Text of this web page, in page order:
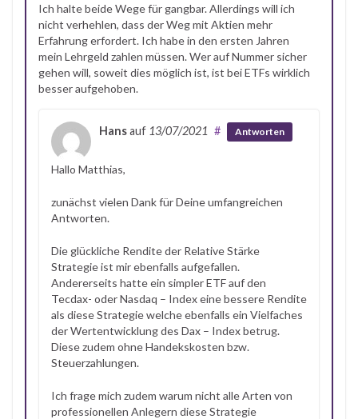
Ich halte beide Wege für gangbar. Allerdings will ich
nicht verhehlen, dass der Weg mit Aktien mehr
Erfahrung erfordert. Ich habe in den ersten Jahren
mein Lehrgeld zahlen müssen. Wer auf Nummer sicher
gehen will, soweit dies möglich ist, ist bei ETFs wirklich
besser aufgehoben.
Hansauf 13/07/2021 # Antworten
Hallo Matthias,
zunächst vielen Dank für Deine umfangreichen
Antworten.
Die glückliche Rendite der Relative Stärke
Strategie ist mir ebenfalls aufgefallen.
Andererseits hatte ein simpler ETF auf den
Tecdax- oder Nasdaq – Index eine bessere Rendite
als diese Strategie welche ebenfalls ein Vielfaches
der Wertentwicklung des Dax – Index betrug.
Diese zudem ohne Handekskosten bzw.
Steuerzahlungen.
Ich frage mich zudem warum nicht alle Arten von
professionellen Anlegern diese Strategie